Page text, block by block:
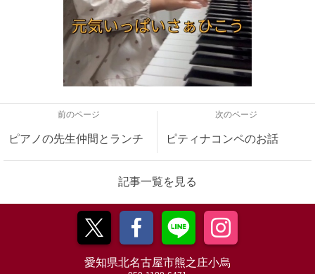
前のページ
ピアノの先生仲間とランチ
次のページ
ピティナコンペのお話
記事一覧を見る
愛知県北名古屋市熊之庄小烏